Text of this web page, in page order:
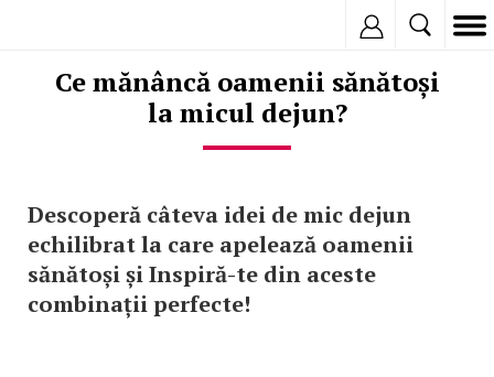
Ce mănâncă oamenii sănătoși
la micul dejun?
Descoperă câteva idei de mic dejun
echilibrat la care apelează oamenii
sănătoși și Inspiră-te din aceste
combinații perfecte!